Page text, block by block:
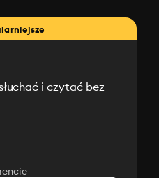
i czytać bez